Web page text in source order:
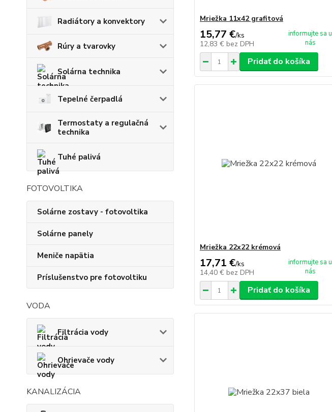
Radiátory a konvektory
Rúry a tvarovky
Solárna technika
Tepelné čerpadlá
Termostaty a regulačná
technika
Tuhé palivá
FOTOVOLTIKA
Solárne zostavy - fotovoltika
Solárne panely
Meniče napätia
Príslušenstvo pre fotovoltiku
VODA
Filtrácia vody
Ohrievače vody
KANALIZÁCIA
Mriežka 11x42 grafitová
15,77 €/ks
12,83 € bez DPH
informujte sa u
nás
Pridať do košíka
Mriežka 22x22 krémová
17,71 €/ks
14,40 € bez DPH
informujte sa u
nás
Pridať do košíka